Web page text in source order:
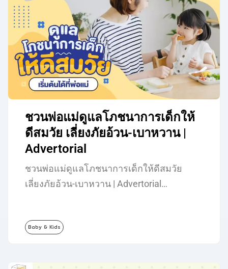
รวบรวมทุกข้อควรรู้และเคล็ดลับการเริ่มต้น
ให้อาหารมื้อแรกของลูกมาฝากเหล่าพ่อแม่มือ
ใหม่กัน…
ชวนพ่อแม่ดูแลโภชนาการเด็กให้
ดีสมวัย เลี่ยงภัยอ้วน-เบาหวาน |
Advertorial
ชวนพ่อแม่ดูแลโภชนาการเด็กให้ดีสมวัย
เลี่ยงภัยอ้วน-เบาหวาน | Advertorial…
Baby & Kids